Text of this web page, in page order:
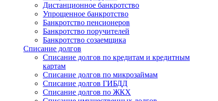
Дистанционное банкротство
Упрощенное банкротство
Банкротство пенсионеров
Банкротство поручителей
Банкротство созаемщика
Списание долгов
Списание долгов по кредитам и кредитным
картам
Списание долгов по микрозаймам
Списание долгов ГИБДД
Списание долгов по ЖКХ